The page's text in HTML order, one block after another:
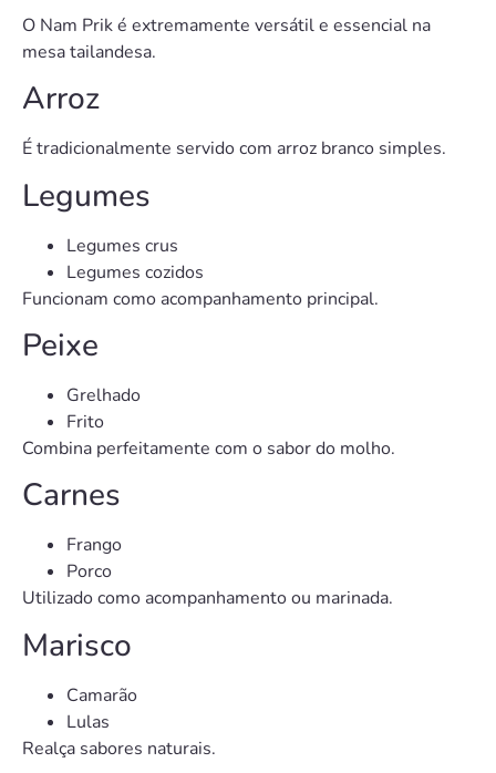
O Nam Prik é extremamente versátil e essencial na
mesa tailandesa.
Arroz
É tradicionalmente servido com arroz branco simples.
Legumes
Legumes crus
Legumes cozidos
Funcionam como acompanhamento principal.
Peixe
Grelhado
Frito
Combina perfeitamente com o sabor do molho.
Carnes
Frango
Porco
Utilizado como acompanhamento ou marinada.
Marisco
Camarão
Lulas
Realça sabores naturais.